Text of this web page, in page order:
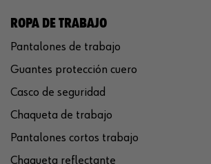
ROPA DE TRABAJO
Pantalones de trabajo
Guantes protección cuero
Casco de seguridad
Chaqueta de trabajo
Pantalones cortos trabajo
Chaqueta reflectante